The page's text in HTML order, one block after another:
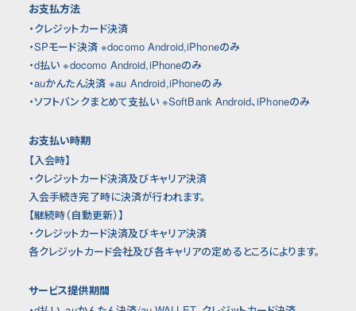
お支払方法
・クレジットカード決済
・SPモード決済 ※docomo Android,iPhoneのみ
・d払い ※docomo Android,iPhoneのみ
・auかんたん決済 ※au Android,iPhoneのみ
・ソフトバンクまとめて支払い ※SoftBank Android、iPhoneのみ
お支払い時期
【入会時】
・クレジットカード決済及びキャリア決済
入会手続き完了時に決済が行われます。
【継続時（自動更新）】
・クレジットカード決済及びキャリア決済
各クレジットカード会社及び各キャリアの定めるところによります。
サービス提供期間